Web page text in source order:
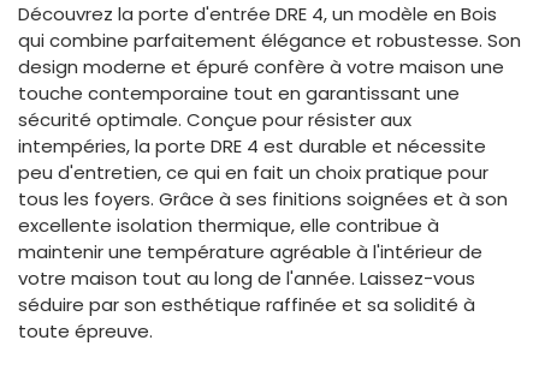
Découvrez la porte d'entrée DRE 4, un modèle en Bois
qui combine parfaitement élégance et robustesse. Son
design moderne et épuré confère à votre maison une
touche contemporaine tout en garantissant une
sécurité optimale. Conçue pour résister aux
intempéries, la porte DRE 4 est durable et nécessite
peu d'entretien, ce qui en fait un choix pratique pour
tous les foyers. Grâce à ses finitions soignées et à son
excellente isolation thermique, elle contribue à
maintenir une température agréable à l'intérieur de
votre maison tout au long de l'année. Laissez-vous
séduire par son esthétique raffinée et sa solidité à
toute épreuve.